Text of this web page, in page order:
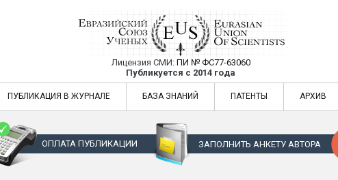
Евразийский Союз Ученых —
Лицензия СМИ: ПИ № ФС77-63060
Публикуется с 2014 года
Евразийский Союз Ученых — публикация научных статей в
ПУБЛИКАЦИЯ В ЖУРНАЛЕ БАЗА ЗНАНИЙ ПАТЕНТЫ АРХИВ
ОПЛАТА ПУБЛИКАЦИИ ЗАПОЛНИТЬ АНКЕТУ АВТОРА